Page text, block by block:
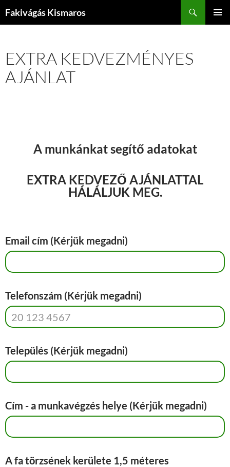
Fakivágás Kismaros
EXTRA KEDVEZMÉNYES
AJÁNLAT
A munkánkat segítő adatokat
EXTRA KEDVEZŐ AJÁNLATTAL
HÁLÁLJUK MEG.
Email cím (Kérjük megadni)
Telefonszám (Kérjük megadni)
Település (Kérjük megadni)
Cím - a munkavégzés helye (Kérjük megadni)
A fa törzsének kerülete 1,5 méteres